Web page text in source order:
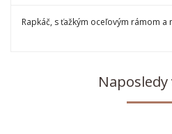
Rapkáč, s ťažkým oceľovým rámom
Naposledy